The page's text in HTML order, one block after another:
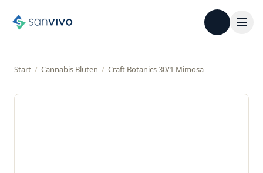
Start / Cannabis Blüten / Craft Botanics 30/1 Mimosa